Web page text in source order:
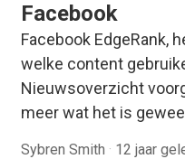
Facebook
Facebook EdgeRank,
welke content
Nieuwsoverzicht
meer wat het is
Sybren Smith · 12 jaar